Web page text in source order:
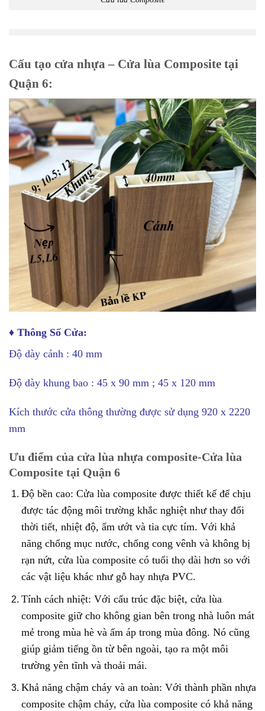
Cấu tạo cửa nhựa – Cửa lùa Composite tại
Quận 6:
♦ Thông Số Cửa:
Độ dày cánh : 40 mm
Độ dày khung bao : 45 x 90 mm ; 45 x 120 mm
Kích thước cửa thông thường được sử dụng 920 x 2220
mm
Ưu điểm của cửa lùa nhựa composite-Cửa lùa
Composite tại Quận 6
Độ bền cao: Cửa lùa composite được thiết kế để chịu
được tác động môi trường khắc nghiệt như thay đổi
thời tiết, nhiệt độ, ẩm ướt và tia cực tím. Với khả
năng chống mục nước, chống cong vênh và không bị
rạn nứt, cửa lùa composite có tuổi thọ dài hơn so với
các vật liệu khác như gỗ hay nhựa PVC.
Tính cách nhiệt: Với cấu trúc đặc biệt, cửa lùa
composite giữ cho không gian bên trong nhà luôn mát
mẻ trong mùa hè và ấm áp trong mùa đông. Nó cũng
giúp giảm tiếng ồn từ bên ngoài, tạo ra một môi
trường yên tĩnh và thoải mái.
Khả năng chậm cháy và an toàn: Với thành phần nhựa
composite chậm cháy, cửa lùa composite có khả năng